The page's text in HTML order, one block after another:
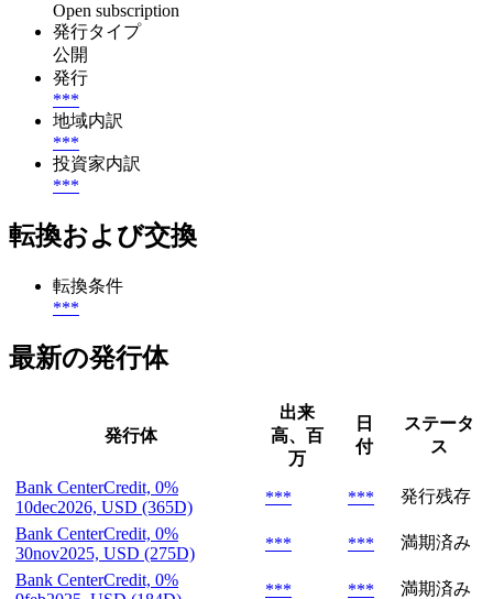
Open subscription
発行タイプ
公開
発行
***
地域内訳
***
投資家内訳
***
転換および交換
転換条件
***
最新の発行体
発行体
出来
高、百
万
日
付
ステータ
ス
Bank CenterCredit, 0%
10dec2026, USD (365D)
*** ***
発行残存
Bank CenterCredit, 0%
30nov2025, USD (275D)
*** ***
満期済み
Bank CenterCredit, 0%
*** *** 満期済み